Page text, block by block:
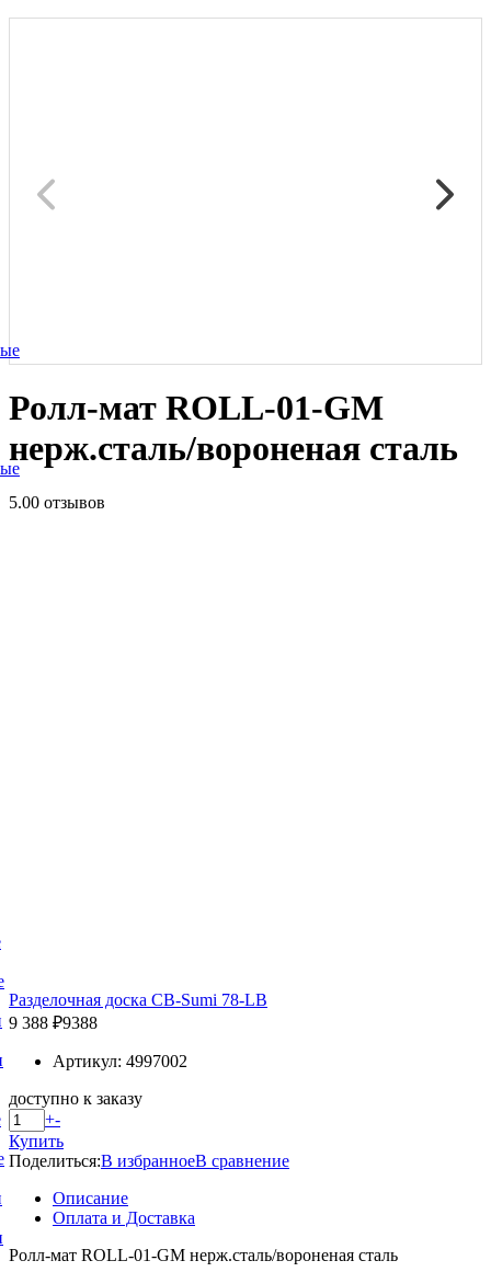
Ролл-мат ROLL-01-GM
нерж.сталь/вороненая сталь
5.00 отзывов
Разделочная доска CB-Sumi 78-LB
9 388 ₽9388
Артикул: 4997002
доступно к заказу
+-
Купить
Поделиться:В избранноеВ сравнение
Описание
Оплата и Доставка
Ролл-мат ROLL-01-GM нерж.сталь/вороненая сталь